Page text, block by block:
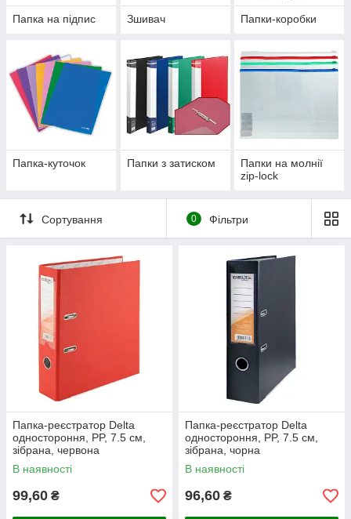
Папка на підпис Зшивач Папки-коробки
Папка-куточок Папки з затиском
Папки на молнії
zip-lock
Сортування 0 Фільтри
Папка-реєстратор Delta
одностороння, PP, 7.5 см,
зібрана, червона
В наявності
99,60 ₴
Папка-реєстратор Delta
одностороння, PP, 7.5 см,
зібрана, чорна
В наявності
96,60 ₴